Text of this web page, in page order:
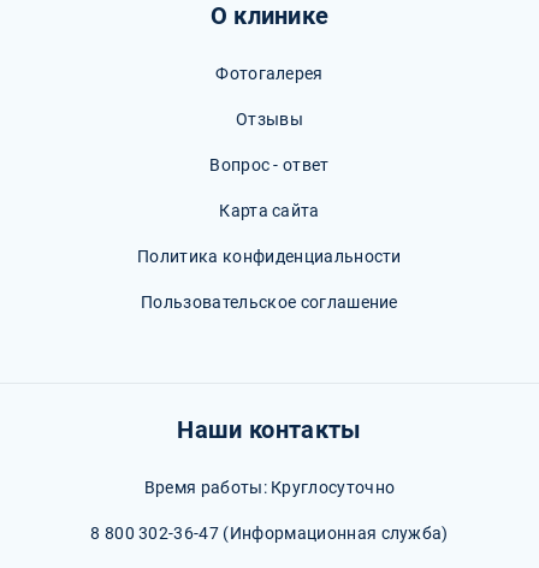
О клинике
Фотогалерея
Отзывы
Вопрос - ответ
Карта сайта
Политика конфиденциальности
Пользовательское соглашение
Наши контакты
Время работы: Круглосуточно
8 800 302-36-47 (Информационная служба)